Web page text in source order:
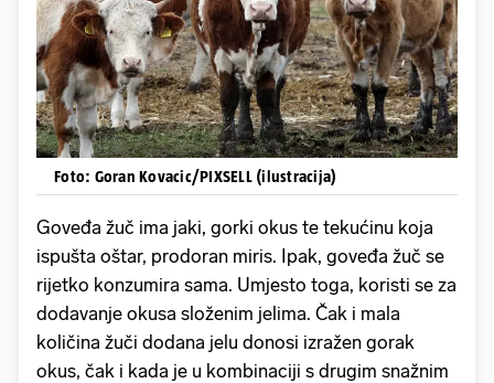
Foto: Goran Kovacic/PIXSELL (ilustracija)
Goveđa žuč ima jaki, gorki okus te tekućinu koja
ispušta oštar, prodoran miris. Ipak, goveđa žuč se
rijetko konzumira sama. Umjesto toga, koristi se za
dodavanje okusa složenim jelima. Čak i mala
količina žuči dodana jelu donosi izražen gorak
okus, čak i kada je u kombinaciji s drugim snažnim